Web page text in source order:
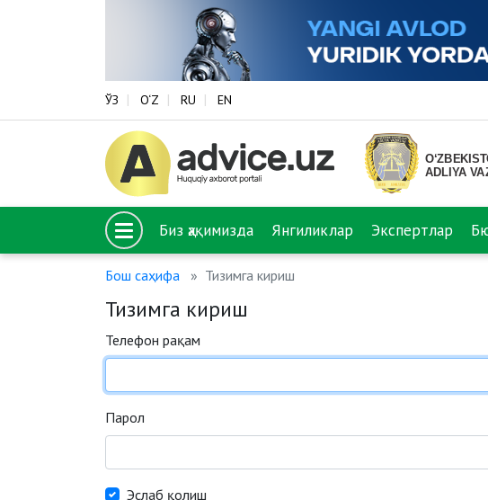
ЎЗ O‘Z RU EN
Биз ҳақимизда Янгиликлар Экспертлар
Бош саҳифа Тизимга кириш
Тизимга кириш
Телефон рақам
Парол
Эслаб қолиш